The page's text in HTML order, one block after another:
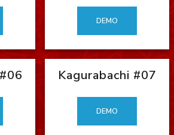
DEMO
Kagurabachi #07
DEMO